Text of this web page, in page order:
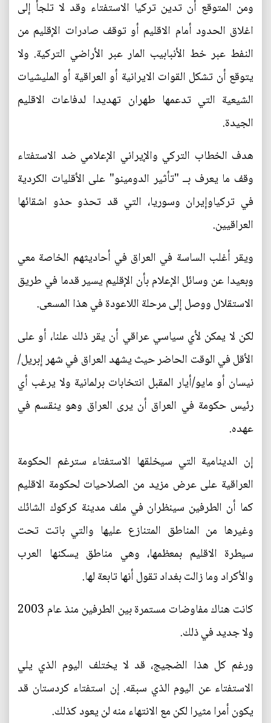
ومن المتوقع أن تدين تركيا الاستفتاء وقد لا تلجأ إلى
اغلاق الحدود أمام الاقليم أو توقف صادرات الإقليم من
النفط عبر خط الأنبابيب المار عبر الأراضي التركية. ولا
يتوقع أن تشكل القوات الايرانية أو العراقية أو المليشيات
الشيعية التي تدعمها طهران تهديدا لدفاعات الاقليم
الجيدة.
هدف الخطاب التركي والإيراني الإعلامي ضد الاستفتاء
وقف ما يعرف بــ "تأثير الدومينو" على الأقليات الكردية
في تركياوإيران وسوريا، التي قد تحذو حذو اشقائها
العراقيين.
ويقر أغلب الساسة في العراق في أحاديثهم الخاصة معي
وبعيدا عن وسائل الإعلام بأن الإقليم يسير قدما في طريق
الاستقلال ووصل إلى مرحلة اللاعودة في هذا المسعى.
لكن لا يمكن لأي سياسي عراقي أن يقر ذلك علنا، أو على
الأقل في الوقت الحاضر حيث يشهد العراق في شهر إبريل/
نيسان أو مايو/أيار المقبل انتخابات برلمانية ولا يرغب أي
رئيس حكومة في العراق أن يرى العراق وهو ينقسم في
عهده.
إن الدينامية التي سيخلقها الاستفتاء سترغم الحكومة
العراقية على عرض مزيد من الصلاحيات لحكومة الاقليم
كما أن الطرفين سينظران في ملف مدينة كركوك الشائك
وغيرها من المناطق المتنازع عليها والتي باتت تحت
سيطرة الاقليم بمعظمها، وهي مناطق يسكنها العرب
والأكراد وما زالت بغداد تقول أنها تابعة لها.
كانت هناك مفاوضات مستمرة بين الطرفين منذ عام 2003
ولا جديد في ذلك.
ورغم كل هذا الضجيج، قد لا يختلف اليوم الذي يلي
الاستفتاء عن اليوم الذي سبقه. إن استفتاء كردستان قد
يكون أمرا مثيرا لكن مع الانتهاء منه لن يعود كذلك.